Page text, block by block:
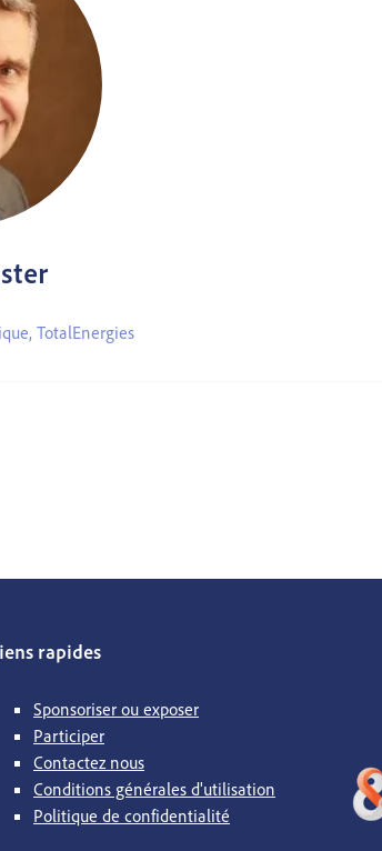
TotalEnergies
rapides
Sponsoriser ou exposer
Participer
Contactez nous
Conditions générales d'utilisation
Politique de confidentialité